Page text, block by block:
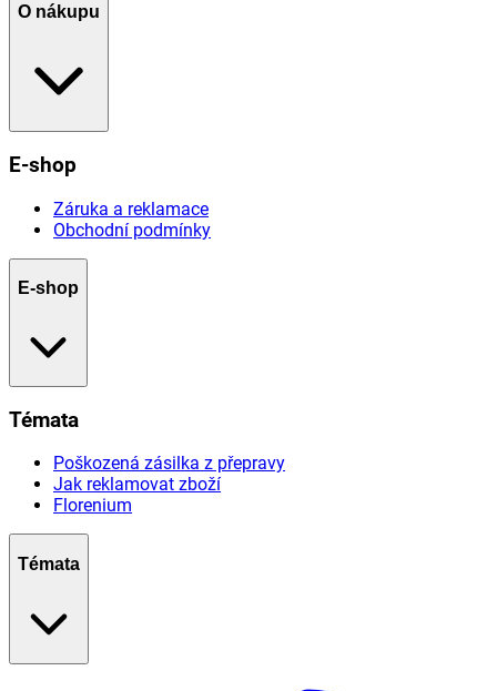
O nákupu
E-shop
Záruka a reklamace
Obchodní podmínky
E-shop
Témata
Poškozená zásilka z přepravy
Jak reklamovat zboží
Florenium
Témata